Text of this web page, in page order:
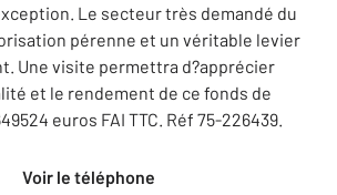
Le secteur très demandé du
pérenne et un véritable levier
Une visite permettra d?apprécier
et le rendement de ce fonds de
euros FAI TTC. Réf 75-226439.
Voir le téléphone